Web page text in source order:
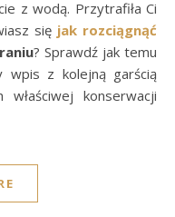
z wodą. Przytrafiła Ci
się jak rozciągnąć
? Sprawdź jak temu
wpis z kolejną garścią
konserwacji